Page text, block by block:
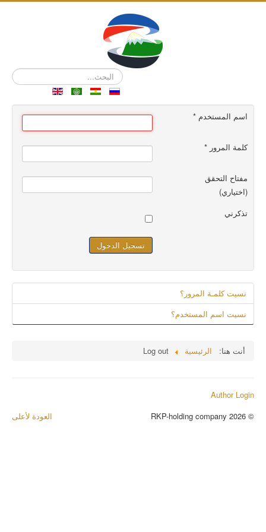
البحث...
اسم المستخدم *
كلمة المرور *
مفتاح التحقق
(اختياري)
تذكرني
تسجيل الدخول
نسيت كلمـة المرور؟
نسيت اسم المستخدم؟
أنت هنا: الرئيسية Log out
Author Login
العودة لأعلى
© 2026 RKP-holding company